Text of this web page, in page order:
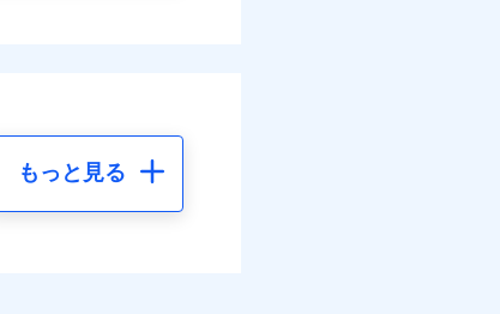
もっと見る